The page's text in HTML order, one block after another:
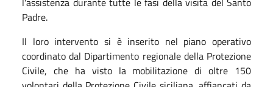
Padre.
Il loro intervento si è inserito nel piano operativo
coordinato dal Dipartimento regionale della Protezione
Civile, che ha visto la mobilitazione di oltre 150